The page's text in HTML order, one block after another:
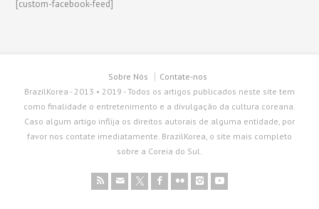
[custom-facebook-feed]
Sobre Nós
Contate-nos
BrazilKorea - 2013 • 2019 - Todos os artigos publicados neste site tem
como finalidade o entretenimento e a divulgação da cultura coreana.
Caso algum artigo inflija os direitos autorais de alguma entidade, por
favor nos contate imediatamente. BrazilKorea, o site mais completo
sobre a Coreia do Sul.